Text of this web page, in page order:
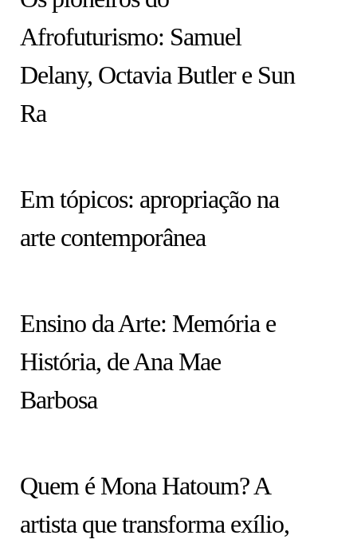
Afrofuturismo: Samuel
Delany, Octavia Butler e Sun
Ra
Em tópicos: apropriação na
arte contemporânea
Ensino da Arte: Memória e
História, de Ana Mae
Barbosa
Quem é Mona Hatoum? A
artista que transforma exílio,